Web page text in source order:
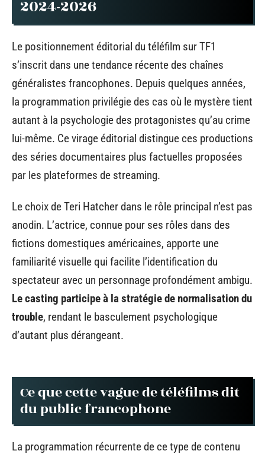
2024-2026
Le positionnement éditorial du téléfilm sur TF1
s’inscrit dans une tendance récente des chaînes
généralistes francophones. Depuis quelques années,
la programmation privilégie des cas où le mystère tient
autant à la psychologie des protagonistes qu’au crime
lui-même. Ce virage éditorial distingue ces productions
des séries documentaires plus factuelles proposées
par les plateformes de streaming.
Le choix de Teri Hatcher dans le rôle principal n’est pas
anodin. L’actrice, connue pour ses rôles dans des
fictions domestiques américaines, apporte une
familiarité visuelle qui facilite l’identification du
spectateur avec un personnage profondément ambigu.
Le casting participe à la stratégie de normalisation du
trouble, rendant le basculement psychologique
d’autant plus dérangeant.
Ce que cette vague de téléfilms dit
du public francophone
La programmation récurrente de ce type de contenu